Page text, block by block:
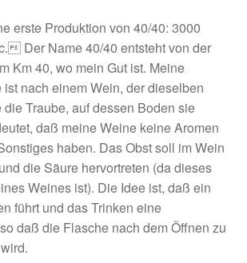
erste Produktion von 40/40: 3000
Der Name 40/40 entsteht von der
Km 40, wo mein Gut ist. Meine
nach einem Wein, der dieselben
Traube, auf dessen Boden sie
daß meine Weine keine Aromen
haben. Das Obst soll im Wein
die Säure hervortreten (da dieses
Weines ist). Die Idee ist, daß ein
führt und das Trinken eine
daß die Flasche nach dem Öffnen zu